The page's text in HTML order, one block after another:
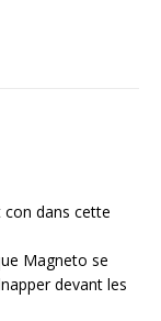
con dans cette
Magneto se
devant les